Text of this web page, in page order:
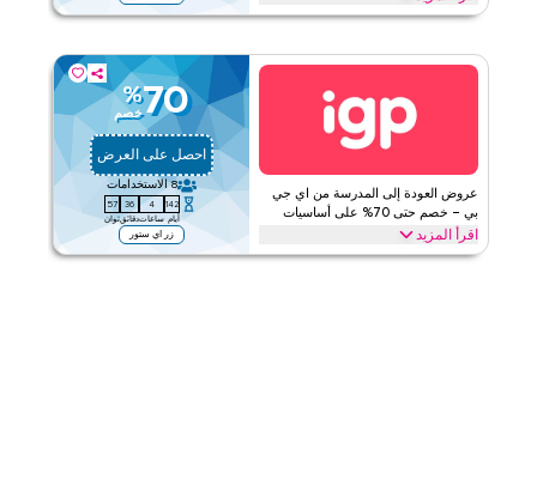
اقرأ أقل
احتفل بالعيد مع عروض اي جي بي ووفّر حتى 70% على باقات الزهور،
وأكثر. احصل على هذه الصفقة اليوم.
الأحكام والشروط
ويب/تطبيق
على مستوى الموقع
قيّمنا
اقرأ أقل
عروض العودة إلى المدرسة من اي جي
بي – خصم حتى 70% على أساسيات
الطلاب
اقرأ المزيد
70
%
خصم
احصل على العرض
8 الاستخدامات
142
أيام
4
ساعات
36
دقائق
57
ثوان
زر اي ستور
استمتع بخصم يصل إلى 70% هذا الموسم مع عرض اي جي بي على كل